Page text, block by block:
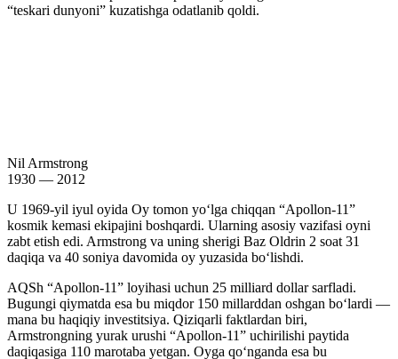
“teskari dunyoni” kuzatishga odatlanib qoldi.
Nil Armstrong
1930 — 2012
U 1969-yil iyul oyida Oy tomon yoʻlga chiqqan “Apollon-11”
kosmik kemasi ekipajini boshqardi. Ularning asosiy vazifasi oyni
zabt etish edi. Armstrong va uning sherigi Baz Oldrin 2 soat 31
daqiqa va 40 soniya davomida oy yuzasida boʻlishdi.
AQSh “Apollon-11” loyihasi uchun 25 milliard dollar sarfladi.
Bugungi qiymatda esa bu miqdor 150 millarddan oshgan boʻlardi —
mana bu haqiqiy investitsiya. Qiziqarli faktlardan biri,
Armstrongning yurak urushi “Apollon-11” uchirilishi paytida
daqiqasiga 110 marotaba yetgan. Oyga qoʻnganda esa bu